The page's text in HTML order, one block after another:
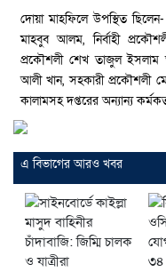
দোয়া মাহফিলে উপস্থিত
মাহবুব আলম, নির্বাহী
প্রকৌশলী শেখ তাজুল ইসলাম
আলী খান, সহকারী প্রকৌশলী
কালামসহ দপ্তরের অন্যান্য
এ বিভাগের আরও খবর